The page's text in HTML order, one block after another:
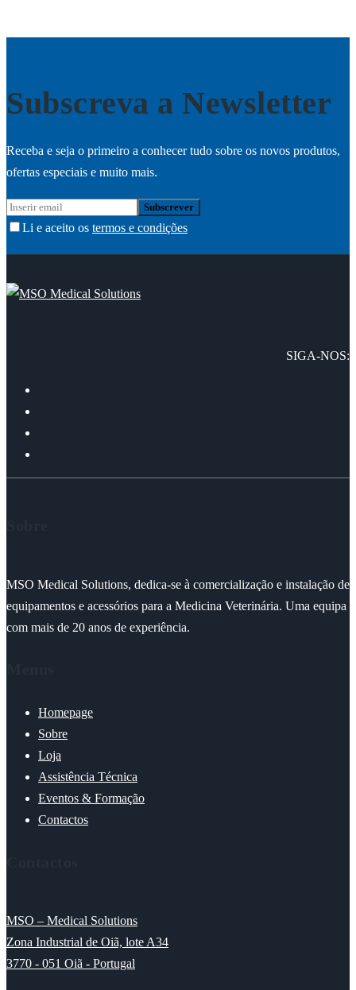
Subscreva a Newsletter
Receba e seja o primeiro a conhecer tudo sobre os novos produtos,
ofertas especiais e muito mais.
Li e aceito os termos e condições
SIGA-NOS:
MSO Medical Solutions, dedica-se à comercialização e instalação de
equipamentos e acessórios para a Medicina Veterinária. Uma equipa
com mais de 20 anos de experiência.
Homepage
Sobre
Loja
Assistência Técnica
Eventos & Formação
Contactos
MSO – Medical Solutions
Zona Industrial de Oiã, lote A34
3770 - 051 Oiã - Portugal